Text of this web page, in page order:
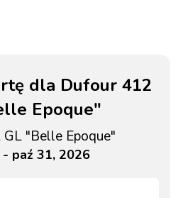
dla Dufour 412
Epoque"
"Belle Epoque"
paź 31, 2026